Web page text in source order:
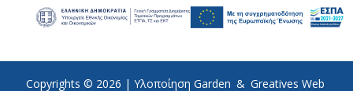
Copyrights © 2026 | Υλοποίηση Garden & Greatives Web